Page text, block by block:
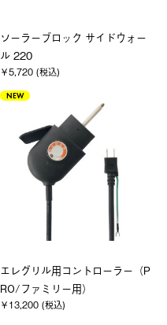
ソーラーブロック サイドウォー
ル 220
￥5,720 (税込)
NEW
エレグリル用コントローラー（P
RO/ファミリー用）
￥13,200 (税込)